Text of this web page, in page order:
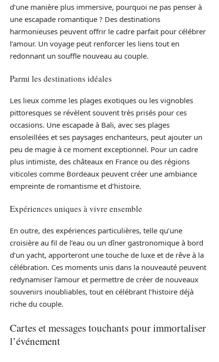
d’une manière plus immersive, pourquoi ne pas penser à
une escapade romantique ? Des destinations
harmonieuses peuvent offrir le cadre parfait pour célébrer
l’amour. Un voyage peut renforcer les liens tout en
redonnant un souffle nouveau au couple.
Parmi les destinations idéales
Les lieux comme les plages exotiques ou les vignobles
pittoresques se révèlent souvent très prisés pour ces
occasions. Une escapade à Bali, avec ses plages
ensoleillées et ses paysages enchanteurs, peut ajouter un
peu de magie à ce moment exceptionnel. Pour un cadre
plus intimiste, des châteaux en France ou des régions
viticoles comme Bordeaux peuvent créer une ambiance
empreinte de romantisme et d’histoire.
Expériences uniques à vivre ensemble
En outre, des expériences particulières, telle qu’une
croisière au fil de l’eau ou un dîner gastronomique à bord
d’un yacht, apporteront une touche de luxe et de rêve à la
célébration. Ces moments unis dans la nouveauté peuvent
redynamiser l’amour et permettre de créer de nouveaux
souvenirs inoubliables, tout en célébrant l’histoire déjà
riche du couple.
Cartes et messages touchants pour immortaliser
l’événement